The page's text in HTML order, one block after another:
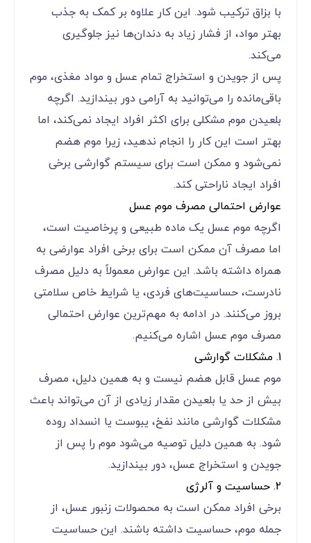
با بزاق ترکیب شود. این کار علاوه بر کمک به جذب
بهتر مواد، از فشار زیاد به دندان‌ها نیز جلوگیری
می‌کند.
پس از جویدن و استخراج تمام عسل و مواد مغذی، موم
باقی‌مانده را می‌توانید به آرامی دور بیندازید. اگرچه
بلعیدن موم مشکلی برای اکثر افراد ایجاد نمی‌کند، اما
بهتر است این کار را انجام ندهید، زیرا موم هضم
نمی‌شود و ممکن است برای سیستم گوارشی برخی
افراد ایجاد ناراحتی کند.
عوارض احتمالی مصرف موم عسل
اگرچه موم عسل یک ماده طبیعی و پرخاصیت است،
اما مصرف آن ممکن است برای برخی افراد عوارضی به
همراه داشته باشد. این عوارض معمولاً به دلیل مصرف
نادرست، حساسیت‌های فردی، یا شرایط خاص سلامتی
بروز می‌کنند. در ادامه به مهم‌ترین عوارض احتمالی
مصرف موم عسل اشاره می‌کنیم.
1. مشکلات گوارشی
موم عسل قابل هضم نیست و به همین دلیل، مصرف
بیش از حد یا بلعیدن مقدار زیادی از آن می‌تواند باعث
مشکلات گوارشی مانند نفخ، یبوست یا انسداد روده
شود. به همین دلیل توصیه می‌شود موم را پس از
جویدن و استخراج عسل، دور بیندازید.
2. حساسیت و آلرژی
برخی افراد ممکن است به محصولات زنبور عسل، از
جمله موم، حساسیت داشته باشند. این حساسیت